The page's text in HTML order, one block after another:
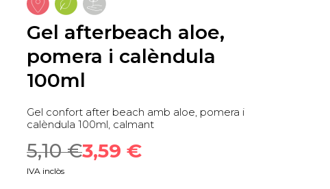
Gel afterbeach aloe,
pomera i calèndula
100ml
Gel confort after beach amb aloe, pomera i
calèndula 100ml, calmant
5,10 €3,59 €
IVA inclòs